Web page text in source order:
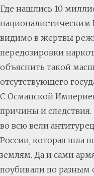
Где нашлись 10
националистическим
видимо в жертвы
передозировки
объяснить такой
отсутствующего
С Османской
причины и
во всю вели
России, которая шла
землям. Да и сами
поубивали по разным